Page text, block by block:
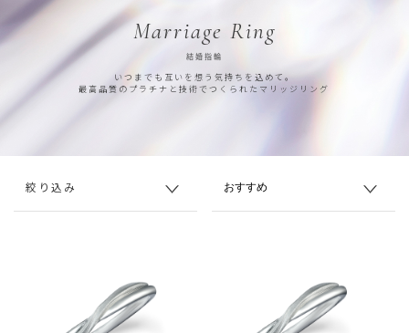
Marriage Ring
結婚指輪
いつまでも互いを想う気持ちを込めて。
最高品質のプラチナと技術でつくられたマリッジリング
絞り込み